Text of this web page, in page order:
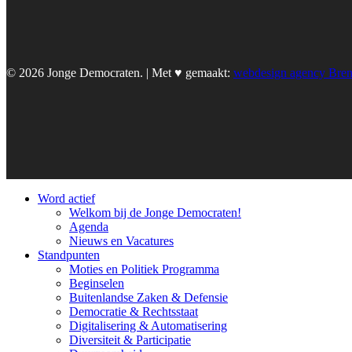
© 2026 Jonge Democraten. | Met ♥︎ gemaakt: webdesign agency
Word actief
Welkom bij de Jonge Democraten!
Agenda
Nieuws en Vacatures
Standpunten
Moties en Politiek Programma
Beginselen
Buitenlandse Zaken & Defensie
Democratie & Rechtsstaat
Digitalisering & Automatisering
Diversiteit & Participatie